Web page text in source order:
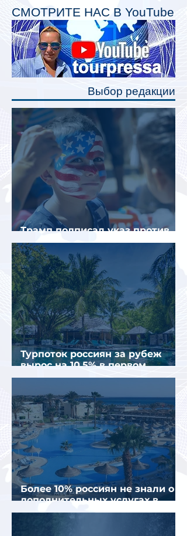
планируется начать в 2027 году.
Одним из главных нововведений
станут индивидуальные шторки у
каждого спального места. Они
позволят пассажирам закрыть свою
полку во время сна или отдыха,
СМОТРИТЕ НАС В YouTube
Выбор редакции
Трамп подписал указ против
«родильного туризма» в США
Турпоток россиян за рубеж
вырос на 10,5% в первом
полугодии 2026 года
Более 10% россиян не знали о
дополнительных услугах в
отелях